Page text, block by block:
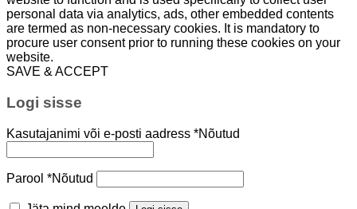
personal data via analytics, ads, other embedded contents
are termed as non-necessary cookies. It is mandatory to
procure user consent prior to running these cookies on your
website.
SAVE & ACCEPT
Logi sisse
Kasutajanimi või e-posti aadress *Nõutud
Parool *Nõutud